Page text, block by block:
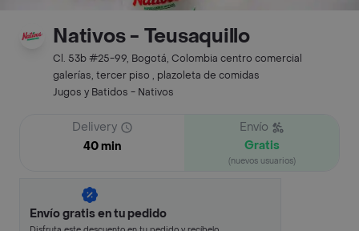
Nativos - Teusaquillo
Cl. 53b #25-99, Bogotá, Colombia centro comercial
galerías, tercer piso , plazoleta de comidas
Jugos y Batidos - Nativos
Delivery
40 min
Envío
Gratis
(nuevos usuarios)
Envío gratis en tu pedido